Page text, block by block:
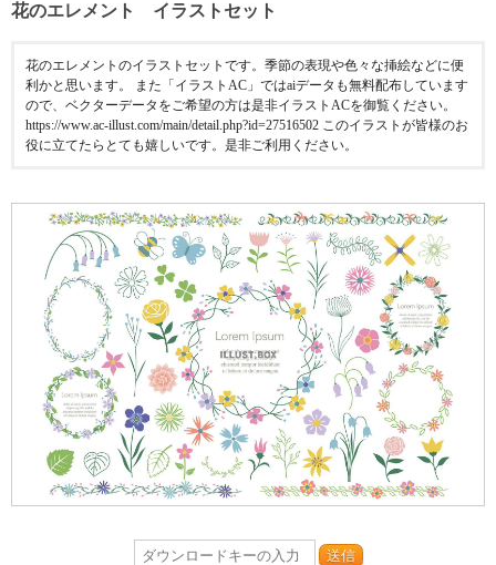
花のエレメント イラストセット
花のエレメントのイラストセットです。季節の表現や色々な挿絵などに便
利かと思います。 また「イラストAC」ではaiデータも無料配布しています
ので、ベクターデータをご希望の方は是非イラストACを御覧ください。
https://www.ac-illust.com/main/detail.php?id=27516502 このイラストが皆様のお
役に立てたらとても嬉しいです。是非ご利用ください。
送信